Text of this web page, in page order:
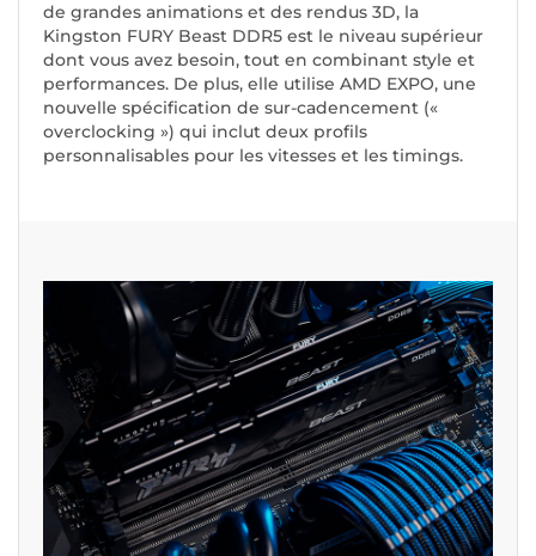
de grandes animations et des rendus 3D, la
Kingston FURY Beast DDR5 est le niveau supérieur
dont vous avez besoin, tout en combinant style et
performances. De plus, elle utilise AMD EXPO, une
nouvelle spécification de sur-cadencement («
overclocking ») qui inclut deux profils
personnalisables pour les vitesses et les timings.